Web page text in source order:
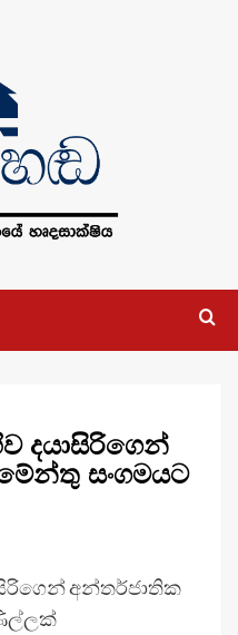
දයාසිරිගෙන්
සංගමයට